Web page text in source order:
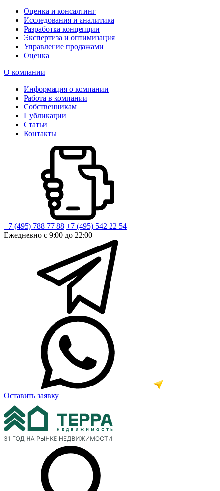
Оценка и консалтинг
Исследования и аналитика
Разработка концепции
Экспертиза и оптимизация
Управление продажами
Оценка
О компании
Информация о компании
Работа в компании
Собственникам
Публикации
Статьи
Контакты
+7 (495) 788 77 88 +7 (495) 542 22 54
Ежедневно с 9:00 до 22:00
Оставить заявку